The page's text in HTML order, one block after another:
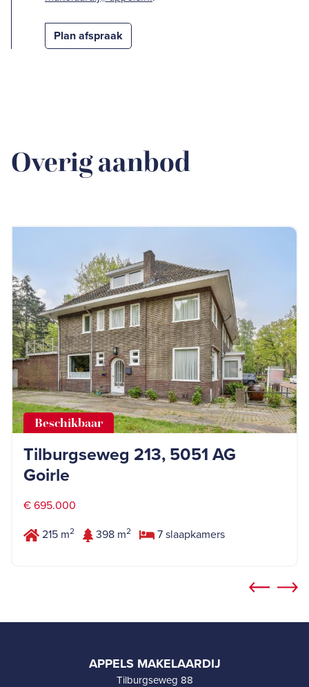
Plan afspraak
Overig aanbod
Beschikbaar
Tilburgseweg 213, 5051 AG
Goirle
€ 695.000
215 m2 398 m2 7 slaapkamers
APPELS MAKELAARDIJ
Tilburgseweg 88